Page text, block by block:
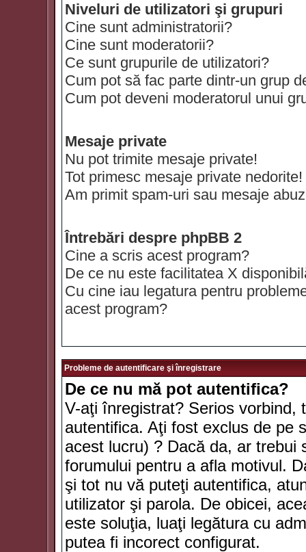
Niveluri de utilizatori şi grupuri
Cine sunt administratorii?
Cine sunt moderatorii?
Ce sunt grupurile de utilizatori?
Cum pot să fac parte dintr-un grup
Cum pot deveni moderatorul unui
Mesaje private
Nu pot trimite mesaje private!
Tot primesc mesaje private nedorite!
Am primit spam-uri sau mesaje
Întrebări despre phpBB 2
Cine a scris acest program?
De ce nu este facilitatea X
Cu cine iau legatura pentru
acest program?
Probleme de autentificare şi înregistrare
De ce nu mă pot autentifica?
V-aţi înregistrat? Serios vorbind,
autentifica. Aţi fost exclus de pe
acest lucru) ? Dacă da, ar trebui
forumului pentru a afla motivul.
şi tot nu vă puteţi autentifica,
utilizator şi parola. De obicei,
este soluţia, luaţi legătura cu
putea fi incorect configurat.